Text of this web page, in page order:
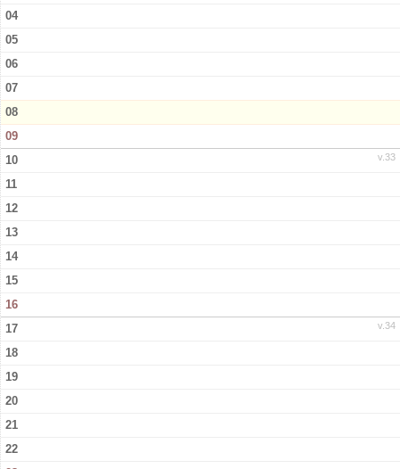
Träningstider
04
05
06
07
08
09
v.33
10
11
12
13
14
15
16
v.34
17
18
19
20
21
22